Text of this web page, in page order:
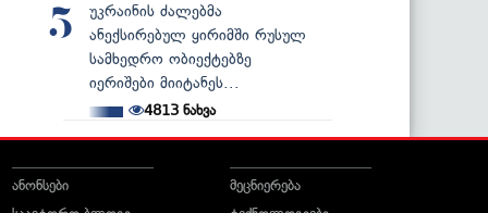
5
უკრაინის ძალებმა
ანექსირებულ ყირიმში რუსულ
სამხედრო ობიექტებზე
იერიშები მიიტანეს...
4813 ნახვა
ანონსები
მეცნიერება